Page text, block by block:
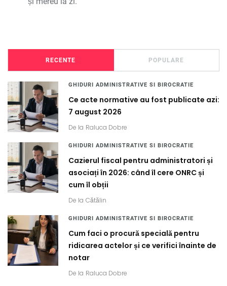
RECENTE POPULARE
GHIDURI ADMINISTRATIVE SI BIROCRATIE
Ce acte normative au fost publicate azi:
7 august 2026
De la Raluca Dobre
GHIDURI ADMINISTRATIVE SI BIROCRATIE
Cazierul fiscal pentru administratori și
asociați în 2026: când îl cere ONRC și
cum îl obții
De la Cătălin
GHIDURI ADMINISTRATIVE SI BIROCRATIE
Cum faci o procură specială pentru
ridicarea actelor și ce verifici înainte de
notar
De la Raluca Dobre